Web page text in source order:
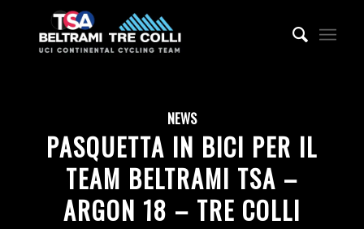
NEWS
PASQUETTA IN BICI PER IL
TEAM BELTRAMI TSA –
ARGON 18 – TRE COLLI